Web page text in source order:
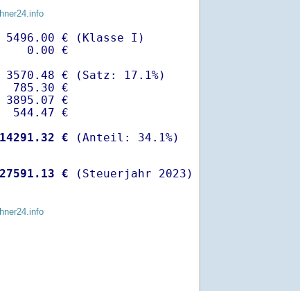
€ (Klasse I)
0.00 €
3570.48 € (Satz: 17.1%)
785.30 €
€
544.47 €
14291.32 €
27591.13 € (Steuerjahr 2023)